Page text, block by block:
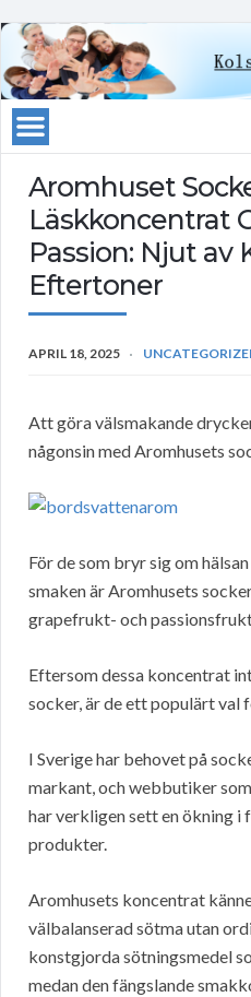
Aromhuset
Läskkoncentrat
Passion: Njut av
Eftertoner
APRIL 18, 2025
Att göra välsmakande
någonsin med Aromhusets
För de som bryr sig om
smaken är Aromhusets
grapefrukt- och
Eftersom dessa koncentrat
socker, är de ett populärt val
I Sverige har behovet på
markant, och webbutiker
har verkligen sett en ökning i
produkter.
Aromhusets koncentrat
välbalanserad sötma utan
konstgjorda sötningsmedel
medan den fängslande